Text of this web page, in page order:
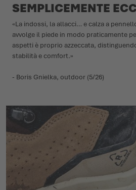
SEMPLICEMENTE
«La indossi, la allacci… e calza a
avvolge il piede in modo praticamente
aspetti è proprio azzeccata,
stabilità e comfort.»
- Boris Gnielka, outdoor (5/26)